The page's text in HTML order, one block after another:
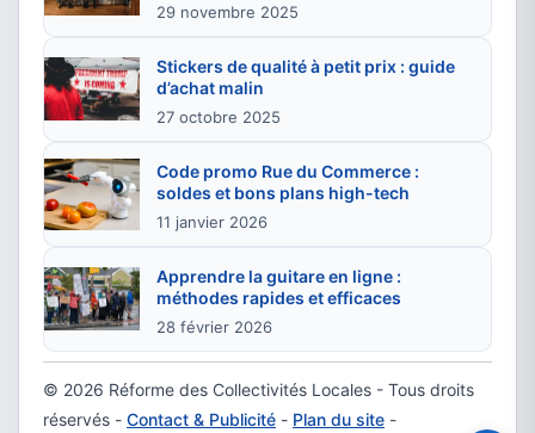
29 novembre 2025
Stickers de qualité à petit prix : guide
d’achat malin
27 octobre 2025
Code promo Rue du Commerce :
soldes et bons plans high-tech
11 janvier 2026
Apprendre la guitare en ligne :
méthodes rapides et efficaces
28 février 2026
© 2026 Réforme des Collectivités Locales - Tous droits
réservés - Contact & Publicité - Plan du site -